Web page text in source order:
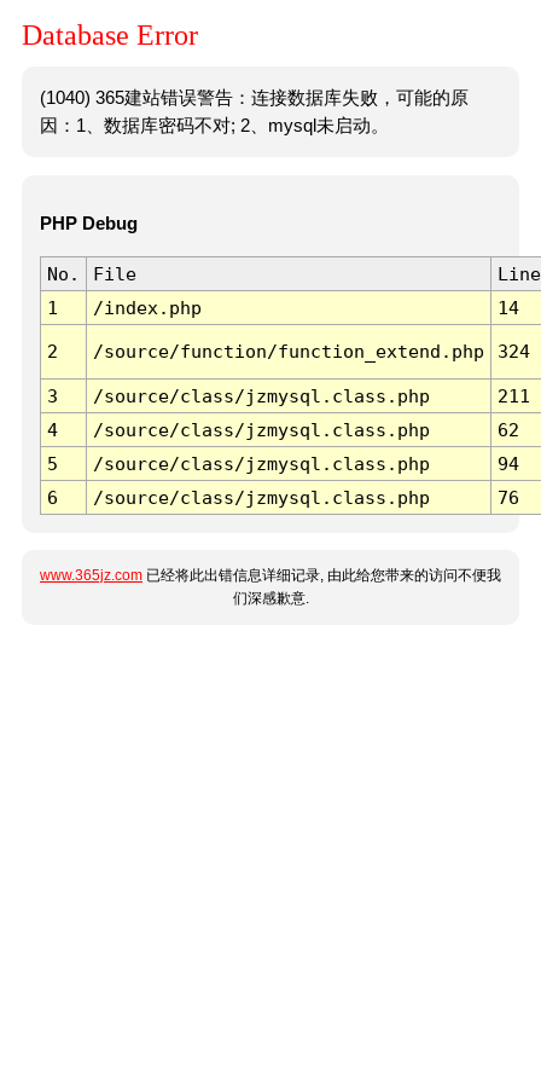
Database Error
(1040) 365建站错误警告：连接数据库失败，可能的原
因：1、数据库密码不对; 2、mysql未启动。
PHP Debug
No. File
Line
1
/index.php 14
2 /source/function/function_extend.php 324
3 /source/class/jzmysql.class.php
211
4
/source/class/jzmysql.class.php
62
5
/source/class/jzmysql.class.php
94
6
/source/class/jzmysql.class.php 76
www.365jz.com 已经将此出错信息详细记录, 由此给您带来的访问不便我
们深感歉意.